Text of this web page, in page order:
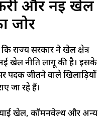
और नई खेल
जोर
राज्य सरकार ने खेल क्षेत्र
खेल नीति लागू की है। इसके
पर पदक जीतने वाले खिलाड़ियों
जा रहे हैं।
खेल, कॉमनवेल्थ और अन्य